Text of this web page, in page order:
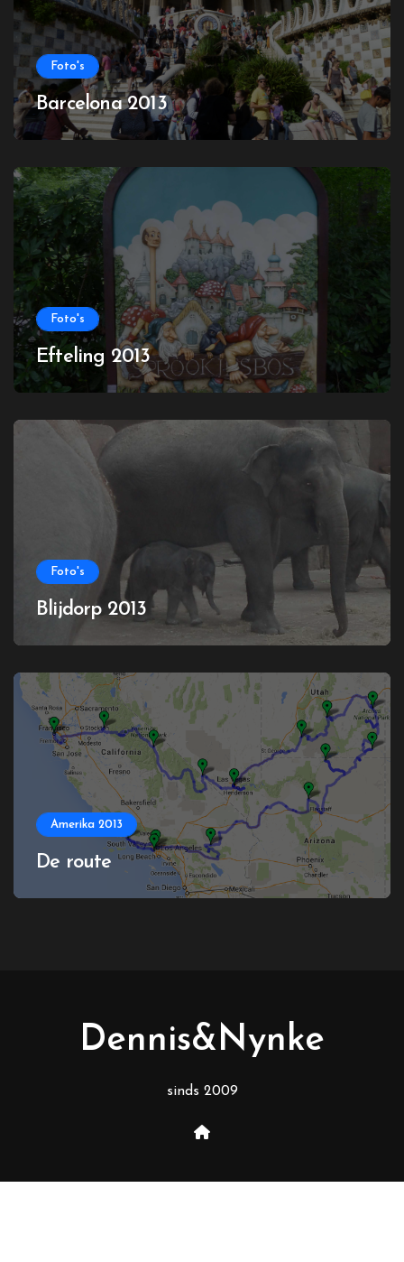
Foto's
Barcelona 2013
Foto's
Efteling 2013
Foto's
Blijdorp 2013
Amerika 2013
De route
Dennis&Nynke
sinds 2009